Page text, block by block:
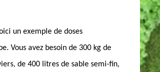
un exemple de doses
Vous avez besoin de 300 kg de
de 400 litres de sable semi-fin,